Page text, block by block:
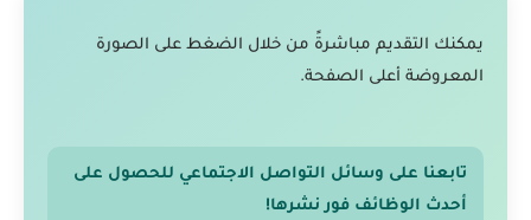
يمكنك التقديم مباشرةً من خلال الضغط على الصورة
المعروضة أعلى الصفحة.
تابعنا على وسائل التواصل الاجتماعي للحصول على
أحدث الوظائف فور نشرها!